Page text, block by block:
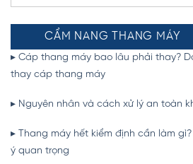
CẨM NANG THANG MÁY
▸ Cáp thang máy bao lâu phải thay?
thay cáp thang máy
▸ Nguyên nhân và cách xử lý an toàn
▸ Thang máy hết kiểm định cần làm
ý quan trọng